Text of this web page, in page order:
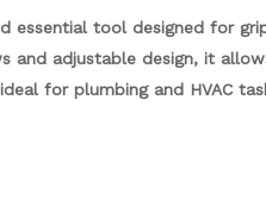
essential tool designed for
and adjustable design, it
for plumbing and HVAC